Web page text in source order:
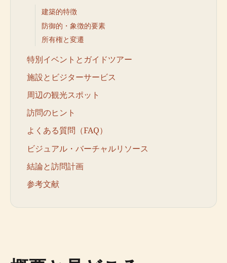
建築的特徴
防御的・象徴的要素
所有権と変遷
特別イベントとガイドツアー
施設とビジターサービス
周辺の観光スポット
訪問のヒント
よくある質問（FAQ）
ビジュアル・バーチャルリソース
結論と訪問計画
参考文献